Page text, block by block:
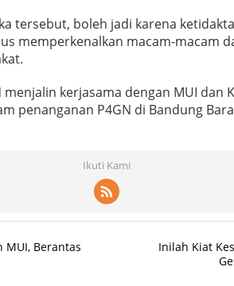
tersebut, boleh jadi karena
memperkenalkan macam-macam
menjalin kerjasama dengan MUI dan
penanganan P4GN di Bandung
Ikuti Kami
MUI, Berantas
Inilah Kiat